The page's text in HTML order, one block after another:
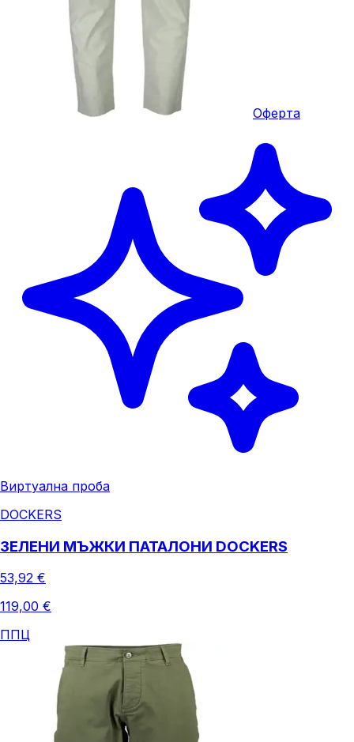
Оферта
Виртуална проба
DOCKERS
ЗЕЛЕНИ МЪЖКИ ПАТАЛОНИ DOCKERS
53,92 €
119,00 €
ППЦ